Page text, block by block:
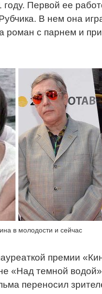
Первой ее
В нем она
роман с парнем и
в молодости и сейчас
премии
«Над темной
переносил